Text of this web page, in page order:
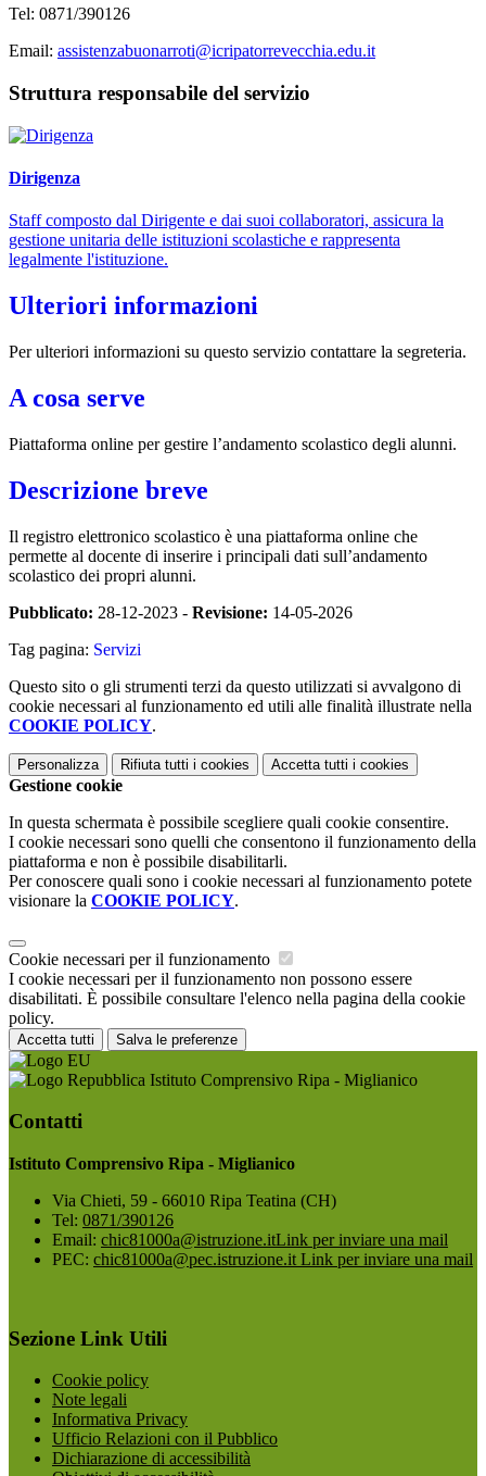
Tel: 0871/390126
Email: assistenzabuonarroti@icripatorrevecchia.edu.it
Struttura responsabile del servizio
Dirigenza
Staff composto dal Dirigente e dai suoi collaboratori, assicura la
gestione unitaria delle istituzioni scolastiche e rappresenta
legalmente l'istituzione.
Ulteriori informazioni
Per ulteriori informazioni su questo servizio contattare la segreteria.
A cosa serve
Piattaforma online per gestire l’andamento scolastico degli alunni.
Descrizione breve
Il registro elettronico scolastico è una piattaforma online che
permette al docente di inserire i principali dati sull’andamento
scolastico dei propri alunni.
Pubblicato: 28-12-2023 - Revisione: 14-05-2026
Tag pagina: Servizi
Questo sito o gli strumenti terzi da questo utilizzati si avvalgono di
cookie necessari al funzionamento ed utili alle finalità illustrate nella
COOKIE POLICY.
Personalizza Rifiuta tutti i cookies Accetta tutti i cookies
Gestione cookie
In questa schermata è possibile scegliere quali cookie consentire.
I cookie necessari sono quelli che consentono il funzionamento della
piattaforma e non è possibile disabilitarli.
Per conoscere quali sono i cookie necessari al funzionamento potete
visionare la COOKIE POLICY.
Cookie necessari per il funzionamento
I cookie necessari per il funzionamento non possono essere
disabilitati. È possibile consultare l'elenco nella pagina della cookie
policy.
Accetta tutti Salva le preferenze
Istituto Comprensivo Ripa - Miglianico
Contatti
Istituto Comprensivo Ripa - Miglianico
Via Chieti, 59 - 66010 Ripa Teatina (CH)
Tel: 0871/390126
Email: chic81000a@istruzione.itLink per inviare una mail
PEC: chic81000a@pec.istruzione.it Link per inviare una mail
Sezione Link Utili
Cookie policy
Note legali
Informativa Privacy
Ufficio Relazioni con il Pubblico
Dichiarazione di accessibilità